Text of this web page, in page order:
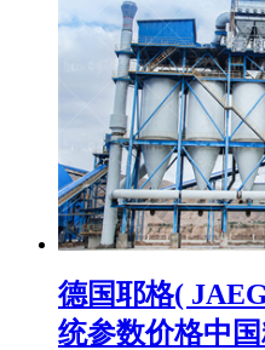
德国耶格(
统参数价格中